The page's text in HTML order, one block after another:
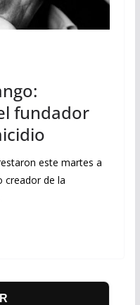
fundador
este martes a
creador de la